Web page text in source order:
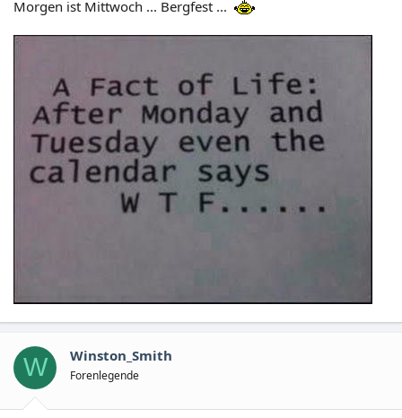
Morgen ist Mittwoch ... Bergfest ...
W Winston_Smith
Forenlegende